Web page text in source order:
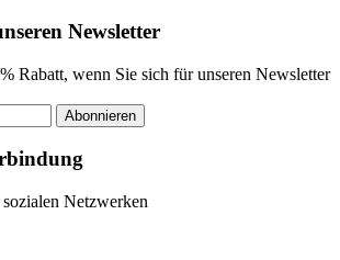
Newsletter
Rabatt, wenn Sie sich für unseren Newsletter
Abonnieren
Netzwerken